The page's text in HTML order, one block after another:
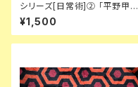
シリーズ[日常術]② 「平野甲賀
[装丁]術・好きな本のかたち」晶
文社
¥1,500